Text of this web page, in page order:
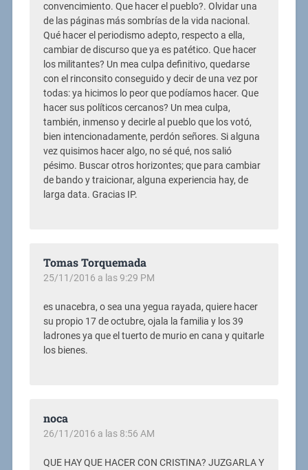
convencimiento. Que hacer el pueblo?. Olvidar una
de las páginas más sombrías de la vida nacional.
Qué hacer el periodismo adepto, respecto a ella,
cambiar de discurso que ya es patético. Que hacer
los militantes? Un mea culpa definitivo, quedarse
con el rinconsito conseguido y decir de una vez por
todas: ya hicimos lo peor que podíamos hacer. Que
hacer sus políticos cercanos? Un mea culpa,
también, inmenso y decirle al pueblo que los votó,
bien intencionadamente, perdón señores. Si alguna
vez quisimos hacer algo, no sé qué, nos salió
pésimo. Buscar otros horizontes; que para cambiar
de bando y traicionar, alguna experiencia hay, de
larga data. Gracias IP.
Tomas Torquemada
25/11/2016 a las 9:29 PM
es unacebra, o sea una yegua rayada, quiere hacer
su propio 17 de octubre, ojala la familia y los 39
ladrones ya que el tuerto de murio en cana y quitarle
los bienes.
noca
26/11/2016 a las 8:56 AM
QUE HAY QUE HACER CON CRISTINA? JUZGARLA Y